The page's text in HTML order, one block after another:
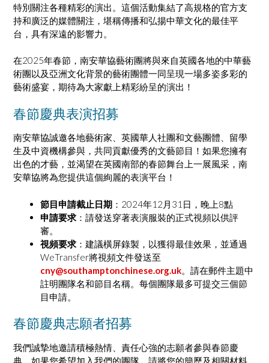
特別關注各種精彩的演出。這個活動集結了高規格的官方支
持和廣泛的媒體關注，堪稱傳播和弘揚中華文化的最佳平
台，具有深遠的影響力。
在2025年春節，南安華協藝術團將與來自英國各地的中華藝
術團以及亞洲文化背景的藝術團體一同呈現一場多姿多彩的
藝術盛宴，期待為大家獻上精彩紛呈的演出！
春節慶典表演招募
南安華協誠邀各地藝術家、英國華人社團和文藝團體、留學
生及中資機構參與，共同貢獻優秀的文藝節目！如果您擁有
出色的才藝，並渴望在英國南部的春節舞台上一展風采，南
安華協將為您提供這個絢麗的表演平台！
節目申請截止日期 ：2024年12月31日，晚上8點
申請要求 ：請發送穿著表演服裝的正式視頻以供評
審。
視頻要求 ：建議橫屏錄製，以獲得最佳效果，並通過
WeTransfer將視頻文件發送至
cny@southamptonchinese.org.uk。請在郵件主題中
註明團隊名和節目名稱。每個團隊最多可提交三個節
目申請。
春節慶典志願者招募
我們誠摯地邀請積極熱情、責任心強的志願者參與春節慶
典。如果您希望加入我們的團隊，請將您的簡歷及相關材料